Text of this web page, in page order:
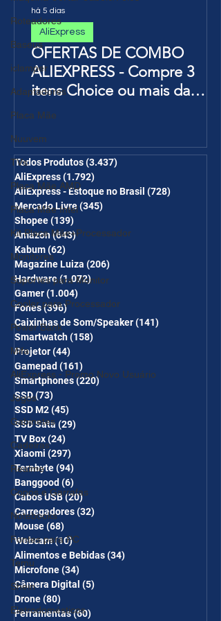
Roteadores
Baseus
iclamper
Adaptadores
Placa Mãe
Nuuvem
TVs
Placa Mãe AMD
Placa Mãe Intel
Kit Placa Mãe+Processador
Monitores
Suportes para Monitor
Cooler para Processador
Power Bank
Mifa
AliExpress - Promo Novo Usuário
Jogos
Gabinetes
Cadeiras
Realme
Copos e Garrafas
Notebooks
Fontes para PC
Temu
Shein
Eletrodomésticos
OFERTAS DE COMBO
ALIEXPRESS - Compre 3
itens Choice ou mais da
Página de Promoções e
desc em 6 itens/R$25 de
desc em 10 itens) OS
CUPONS SÃO VÁLIDOS NO
COMBO
AliExpress
há 5 dias
Todos Produtos(3.437)
AliExpress(1.792)
AliExpress - Estoque no Brasil (728)
Mercado Livre(345)
Shopee(139)
Amazon(643)643 posts
Kabum(62)
Magazine Luiza (206)
Hardware(1.072)1.072 posts
Gamer(1.004)
Fones(396)396 posts
Caixinhas de Som/Speaker(141)
Smartwatch(158)
Projetor(44)
Gamepad (161)
Smartphones(220)220 posts
SSD(73)
SSD M2(45)
SSD Sata (29)
TV Box(24)
Xiaomi (297)
Terabyte(94)
Banggood (6)
Cabos USB(20)20 posts
Carregadores(32)
Mouse(68)
Webcam(10)10 posts
Alimentos e Bebidas(34)
Microfone(34)
Câmera Digital (5)
Drone(80)
Ferramentas(60)